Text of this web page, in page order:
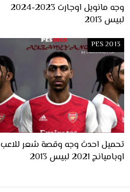
وجه مانويل اوجارت 2023-2024
لبيس 2013
PES 2013
تحميل احدث وجه وقصة شعر للاعب
اوباميانج 2021 لبيس 2013